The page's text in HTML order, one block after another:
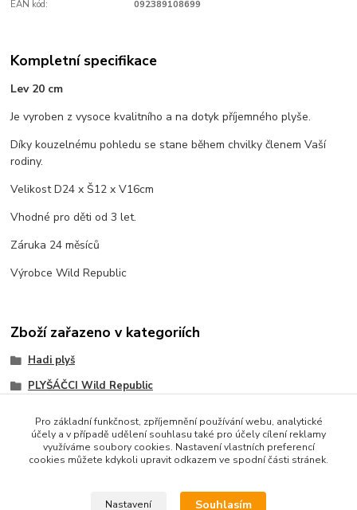
EAN kód:
092389108699
Kompletní specifikace
Lev 20 cm
Je vyroben z vysoce kvalitního a na dotyk příjemného plyše.
Díky kouzelnému pohledu se stane během chvilky členem Vaší
rodiny.
Velikost D24 x Š12 x V16cm
Vhodné pro děti od 3 let.
Záruka 24 měsíců
Výrobce Wild Republic
Zboží zařazeno v kategoriích
Hadi plyš
PLYŠÁČCI Wild Republic
Pro základní funkčnost, zpříjemnění používání webu, analytické
účely a v případě udělení souhlasu také pro účely cílení reklamy
využíváme soubory cookies. Nastavení vlastních preferencí
cookies můžete kdykoli upravit odkazem ve spodní části stránek.
Nastavení Souhlasím